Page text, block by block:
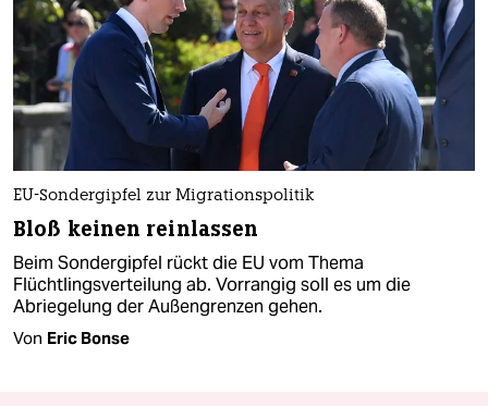
EU-Sondergipfel zur Migrationspolitik
Bloß keinen reinlassen
Beim Sondergipfel rückt die EU vom Thema
Flüchtlingsverteilung ab. Vorrangig soll es um die
Abriegelung der Außengrenzen gehen.
Von Eric Bonse